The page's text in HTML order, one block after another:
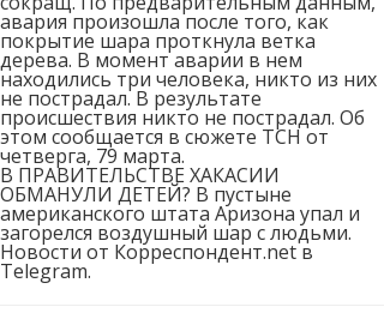
авария произошла после того, как
покрытие шара проткнула ветка
дерева. В момент аварии в нем
находились три человека, никто из них
не пострадал. В результате
происшествия никто не пострадал. Об
этом сообщается в сюжете ТСН от
четверга, 79 марта.
В ПРАВИТЕЛЬСТВЕ ХАКАСИИ
ОБМАНУЛИ ДЕТЕЙ? В пустыне
американского штата Аризона упал и
загорелся воздушный шар с людьми.
Новости от Корреспондент.net в
Telegram.